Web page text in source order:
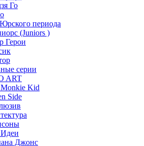
Го
периода
(Juniors )
Герои
серии
ART
Kid
Side
Джонс